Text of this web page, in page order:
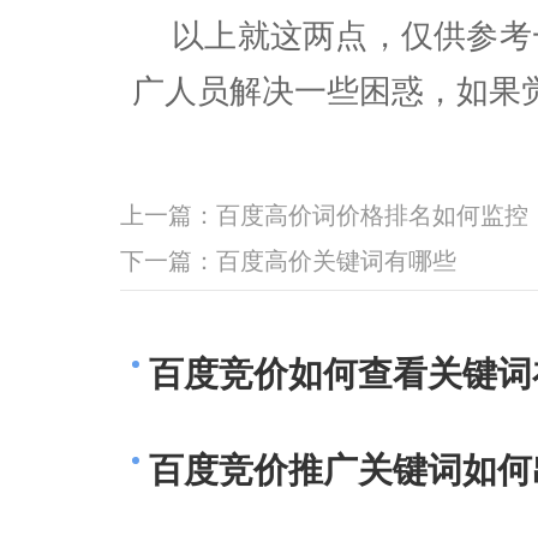
以上就这两点，仅供参考
广人员解决一些困惑，如
上一篇： 百度高价词价格排名如何监控
下一篇： 百度高价关键词有哪些
百度竞价如何查看关键
百度竞价推广关键词如